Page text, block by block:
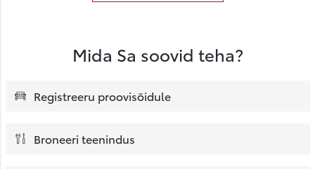
Mida Sa soovid teha?
Registreeru proovisõidule
Broneeri teenindus